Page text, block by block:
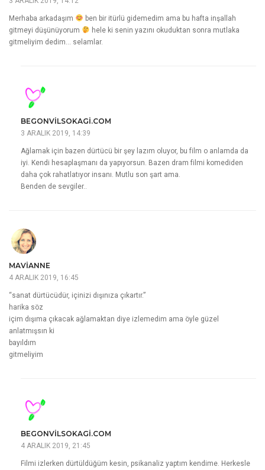
Merhaba arkadaşım
ben bir itürlü gidemedim ama bu hafta inşallah
gitmeyi düşünüyorum
hele ki senin yazını okuduktan sonra mutlaka
gitmeliyim dedim… selamlar.
BEGONVILSOKAGI.COM
3 ARALIK 2019, 14:39
Ağlamak için bazen dürtücü bir şey lazım oluyor, bu film o anlamda da
iyi. Kendi hesaplaşmanı da yapıyorsun. Bazen dram filmi komediden
daha çok rahatlatıyor insanı. Mutlu son şart ama.
Benden de sevgiler..
MAVIANNE
4 ARALIK 2019, 16:45
“sanat dürtücüdür, içinizi dışınıza çıkartır.”
harika söz
içim dışıma çıkacak ağlamaktan diye izlemedim ama öyle güzel
anlatmışsın ki
bayıldım
gitmeliyim
BEGONVILSOKAGI.COM
4 ARALIK 2019, 21:45
Filmi izlerken dürtüldüğüm kesin, psikanaliz yaptım kendime. Herkesle